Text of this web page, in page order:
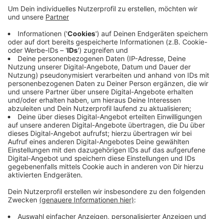
Demnach plant die Autobahn GmbH unter anderem
einen zusätzlichen Fahrstreifen. Außerdem soll die
Autobahn an dieser Stelle mehr Lärmschutz- und
Entwässerungsanlagen bekommen. Jeder kann die
Unterlagen ab heute bis Mitte Februar (13.02.) in den
Rathäusern der Städte Dormagen, Neuss und
Korschenbroich einsehen. Zusätzlich veröffentlicht die
Bezirksregierung den Beschluss und die Planungen
online.
Anzeige